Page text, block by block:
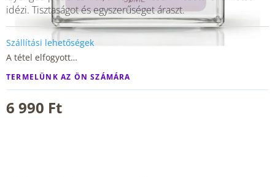
6 990 Ft
TERMELÜNK AZ ÖN SZÁMÁRA
Szállítási lehetőségek
A tétel elfogyott…
idézi. Tisztaságot és egyszerűséget áraszt.